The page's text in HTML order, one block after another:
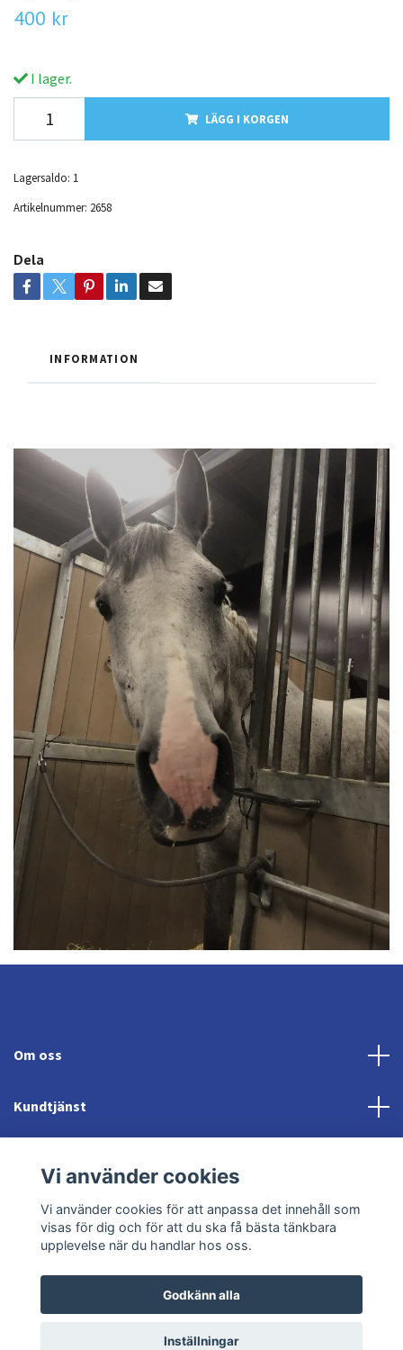
400 kr
I lager.
LÄGG I KORGEN
Lagersaldo: 1
Artikelnummer: 2658
Dela
INFORMATION
Om oss
Kundtjänst
Sociala medier
© 2026 Jonröds EquishopPowered by Quickbutik
Vi använder cookies
Vi använder cookies för att anpassa det innehåll som
visas för dig och för att du ska få bästa tänkbara
upplevelse när du handlar hos oss.
Godkänn alla
Inställningar